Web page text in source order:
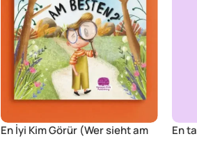
En İyi Kim Görür (Wer sieht am
En